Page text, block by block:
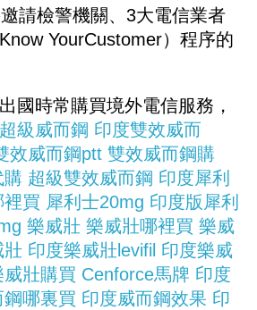
請檢警機關、3大電信業者
YourCustomer）程序的
國時常購買境外電信服務，
超級威而鋼 印度雙效威而
效威而鋼ptt 雙效威而鋼購
購 超級雙效威而鋼 印度犀利
裡買 犀利士20mg 印度版犀利
樂威壯 樂威壯哪裡買 樂威
壯 印度樂威壯levifil 印度樂威
威壯購買 Cenforce馬牌 印度
哪裏買 印度威而鋼效果 印